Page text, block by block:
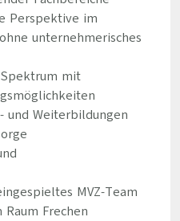
Perspektive im
unternehmerisches
mit
und Weiterbildungen
MVZ-Team
Frechen